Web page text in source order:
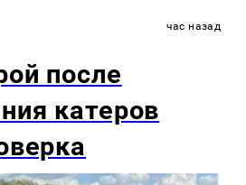
час назад
после
катеров